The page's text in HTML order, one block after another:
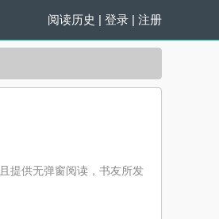
阅读历史 | 登录 | 注册
提供无弹窗阅读，书友所发